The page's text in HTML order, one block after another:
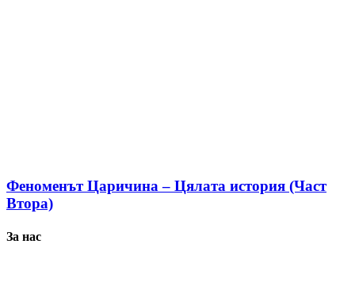
Феноменът Царичина – Цялата история (Част
Втора)
За нас